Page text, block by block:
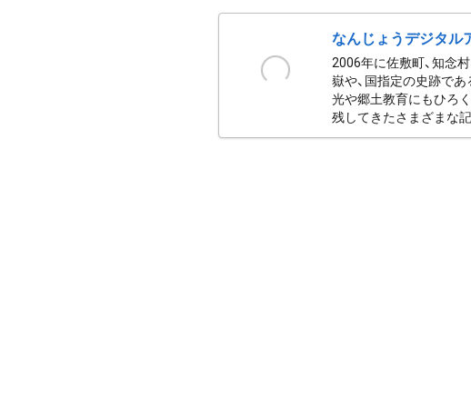
なんじょうデジタル
2006年に佐敷町、知念
嶽や、国指定の史跡で
光や郷土教育にもひろ
残してきたさまざまな